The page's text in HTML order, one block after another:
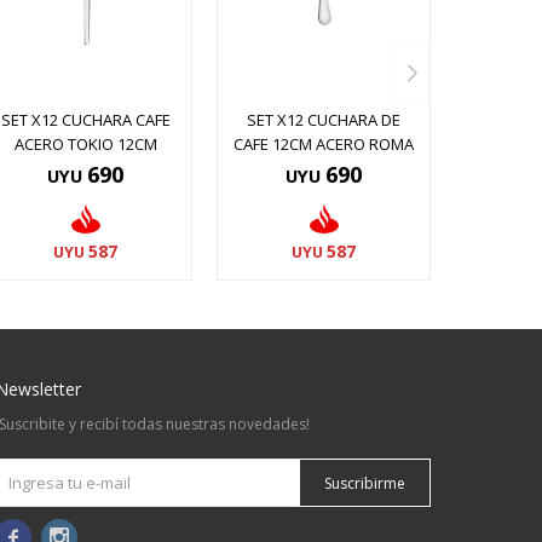
SET X12 CUCHARA CAFE
ACERO TOKIO 12CM
UYU 690
UYU 587
SET X12 CUCHARA DE
CAFE 12CM ACERO ROMA
UYU 690
UYU 587
y recibí todas nuestras novedades!
Suscribirme
 